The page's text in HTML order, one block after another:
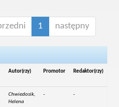
1 następny
Autor(rzy) Promotor Redaktor(rzy)
Chwiedosik,
Helena
- -